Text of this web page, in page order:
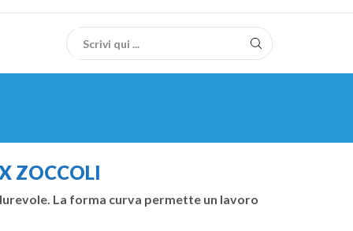
ZOCCOLI
La forma curva permette un lavoro